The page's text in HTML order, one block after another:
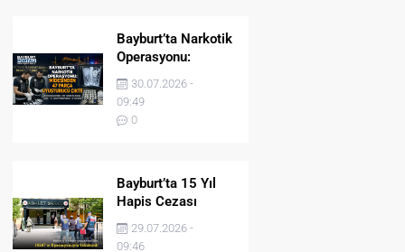
Bayburt’ta Narkotik
Operasyonu:
Midesinden 47
Parça Uyuşturucu
Çıktı!
30.07.2026 -
09:49
0
Bayburt’ta 15 Yıl
Hapis Cezası
Bulunan Şahıs
JASAT’ın
29.07.2026 -
09:46